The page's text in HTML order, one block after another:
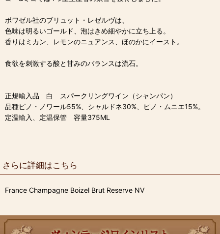
ボワゼル社のブリュット・レゼルヴは、
色味は明るいゴールド、泡はきめ細やかに立ち上る。
香りはミカン、レモンのニュアンス、ほのかにイースト。
食欲を刺激する酸と甘みのバランスは流石。
正規輸入品 白 スパークリングワイン（シャンパン）
品種ピノ・ノワール55%、シャルドネ30%、ピノ・ムニエ15%。
定温輸入、定温保管 容量375ML
さらに詳細はこちら
France Champagne Boizel Brut Reserve NV